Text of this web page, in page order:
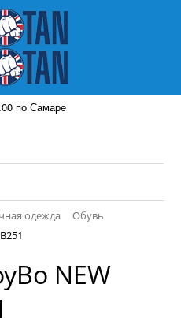
08 99
по Самаре
одежда
Обувь
NEW